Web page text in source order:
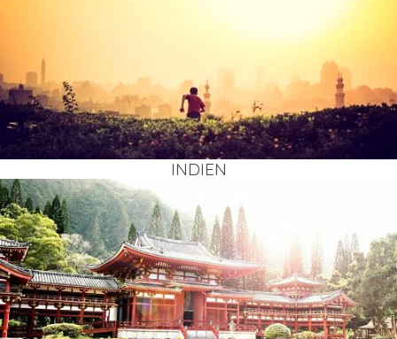
INDI­EN